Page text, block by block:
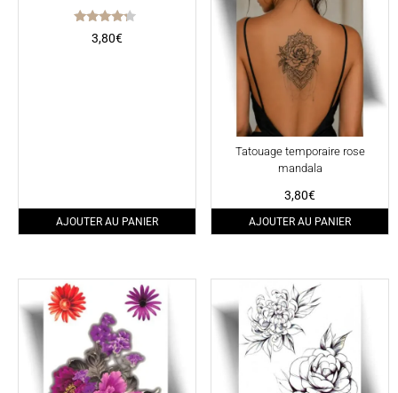
Note
4.00
3,80€
AJOUTER AU PANIER
Tatouage temporaire rose
mandala
3,80€
AJOUTER AU PANIER